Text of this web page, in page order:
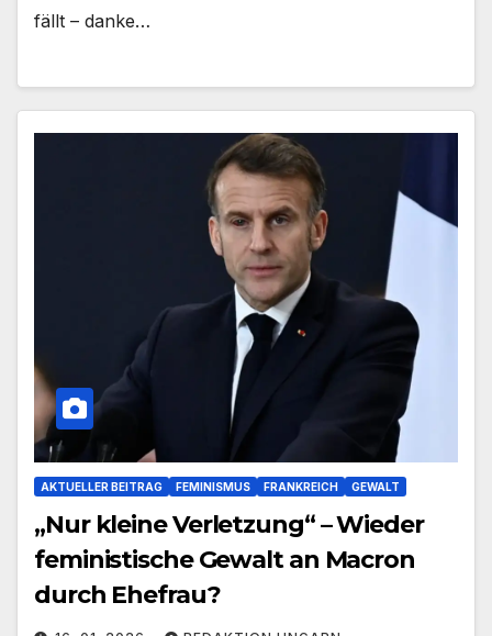
fällt – danke…
AKTUELLER BEITRAG FEMINISMUS FRANKREICH GEWALT
„Nur kleine Verletzung“ – Wieder
feministische Gewalt an Macron
durch Ehefrau?